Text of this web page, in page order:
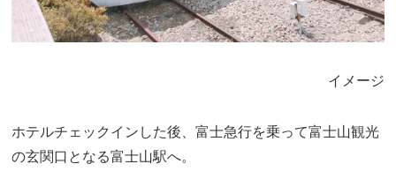
イメージ
ホテルチェックインした後、富士急行を乗って富士山観光
の玄関口となる富士山駅へ。